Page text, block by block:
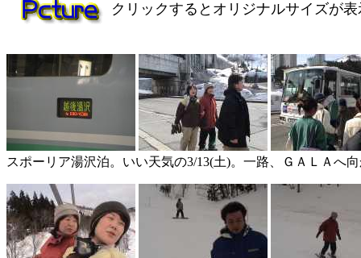
クリックするとオリジナルサイズが
スポーリア湯沢泊。いい天気の3/13(土)。一路、ＧＡＬＡへ